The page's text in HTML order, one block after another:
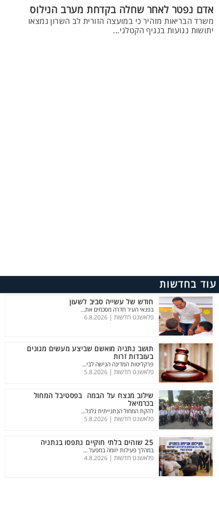
אדם נפטר לאחר שחלה בקדחת מערב הנילוס
משרד הבריאות מזהיר כי במועצה הזורית לב השרון נמצאו
יתושות נגועות בנגיף הקטלני...
עוד בחדשות
חודש של עשייה סביב לשעון
בפנאי העיר חדרה מסכמים את...
פלאשנט חדשות | 6.8.2026
תושב נתניה מואשם שביצע מעשים מגונים
בעובדות זרות
פרקליטות המדינה הגישה לבי...
פלאשנט חדשות | 5.8.2026
שילוב מנצח על הבמה בפסטיבל המחול
בכרמיאל
להקת המחול הנתנייתית גלגל...
פלאשנט חדשות | 5.8.2026
25 שוהים בלתי חוקיים נתפסו בנתניה
במהלך פעילות יזומה במפעל ...
פלאשנט חדשות | 4.8.2026